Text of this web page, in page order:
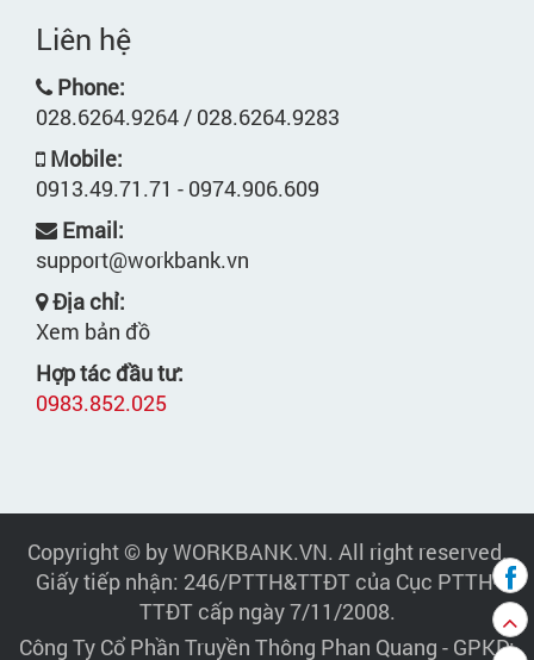
Liên hệ
Phone:
028.6264.9264 / 028.6264.9283
Mobile:
0913.49.71.71 - 0974.906.609
Email:
support@workbank.vn
Địa chỉ:
Xem bản đồ
Hợp tác đầu tư:
0983.852.025
Copyright © by WORKBANK.VN. All right reserved.
Giấy tiếp nhận: 246/PTTH&TTĐT của Cục PTTH-
TTĐT cấp ngày 7/11/2008.
Công Ty Cổ Phần Truyền Thông Phan Quang - GPKD: